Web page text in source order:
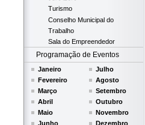
Turismo
Conselho Municipal do
Trabalho
Sala do Empreendedor
Programação de Eventos
Janeiro
Fevereiro
Março
Abril
Maio
Junho
Julho
Agosto
Setembro
Outubro
Novembro
Dezembro